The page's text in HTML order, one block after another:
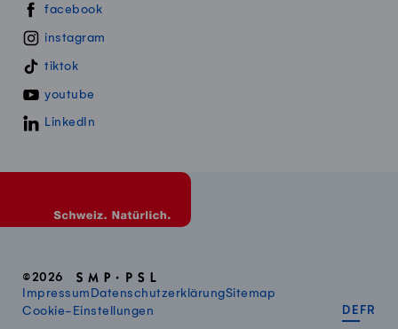
Swissmillk auf Social Media
facebook
instagram
tiktok
youtube
LinkedIn
©2026
Impressum DatenschutzerklärungSitemap
Cookie-Einstellungen
DE FR